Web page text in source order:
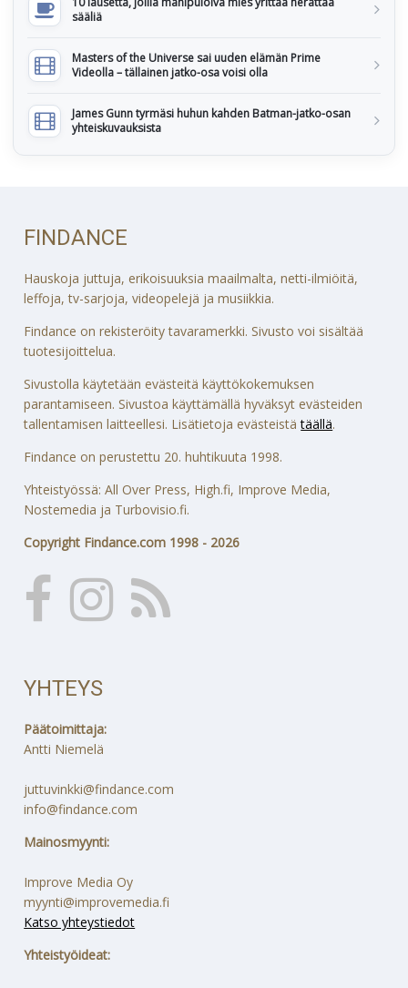
sääliä
Masters of the Universe sai uuden elämän Prime
Videolla – tällainen jatko-osa voisi olla
James Gunn tyrmäsi huhun kahden Batman-jatko-osan
yhteiskuvauksista
FINDANCE
Hauskoja juttuja, erikoisuuksia maailmalta, netti-ilmiöitä,
leffoja, tv-sarjoja, videopelejä ja musiikkia.
Findance on rekisteröity tavaramerkki. Sivusto voi sisältää
tuotesijoittelua.
Sivustolla käytetään evästeitä käyttökokemuksen
parantamiseen. Sivustoa käyttämällä hyväksyt evästeiden
tallentamisen laitteellesi. Lisätietoja evästeistätäällä.
Findance on perustettu 20. huhtikuuta 1998.
Yhteistyössä: All Over Press, High.fi, Improve Media,
Nostemedia ja Turbovisio.fi.
Copyright Findance.com 1998 - 2026
YHTEYS
Päätoimittaja:
Antti Niemelä
juttuvinkki@findance.com
info@findance.com
Mainosmyynti:
Improve Media Oy
myynti@improvemedia.fi
Katso yhteystiedot
Yhteistyöideat: